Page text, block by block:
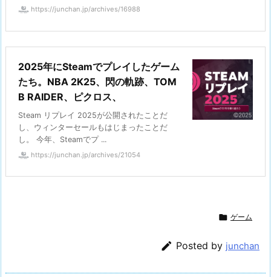
https://junchan.jp/archives/16988
2025年にSteamでプレイしたゲーム
たち。NBA 2K25、閃の軌跡、TOM
B RAIDER、ピクロス、
Steam リプレイ 2025が公開されたことだ
し、ウィンターセールもはじまったことだ
し。 今年、Steamでプ ...
https://junchan.jp/archives/21054
 ゲーム
 Posted by junchan